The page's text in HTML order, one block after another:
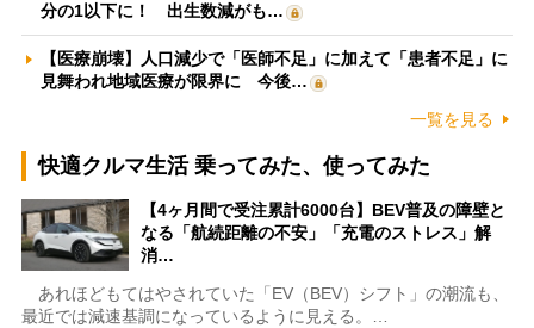
分の1以下に！ 出生数減がも…
【医療崩壊】人口減少で「医師不足」に加えて「患者不足」に
見舞われ地域医療が限界に 今後…
一覧を見る
快適クルマ生活 乗ってみた、使ってみた
【4ヶ月間で受注累計6000台】BEV普及の障壁と
なる「航続距離の不安」「充電のストレス」解
消…
あれほどもてはやされていた「EV（BEV）シフト」の潮流も、
最近では減速基調になっているように見える。…